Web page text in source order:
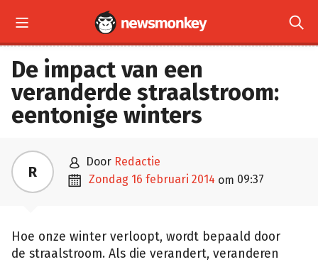
 
De impact van een
veranderde straalstroom:
eentonige winters
R  door Redactie
 zondag 16 februari 2014 om 09:37
Hoe onze winter verloopt, wordt bepaald door
de straalstroom. Als die verandert, veranderen